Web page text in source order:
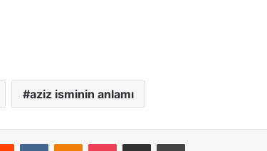
aziz isminin anlamı